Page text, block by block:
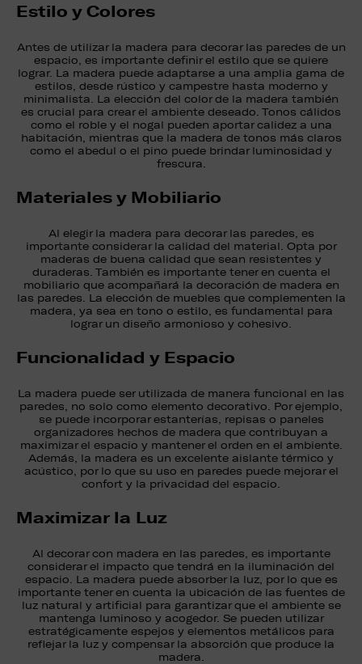
Estilo y Colores
Antes de utilizar la madera para decorar las paredes de un
espacio, es importante definir el estilo que se quiere
lograr. La madera puede adaptarse a una amplia gama de
estilos, desde rústico y campestre hasta moderno y
minimalista. La elección del color de la madera también
es crucial para crear el ambiente deseado. Tonos cálidos
como el roble y el nogal pueden aportar calidez a una
habitación, mientras que la madera de tonos más claros
como el abedul o el pino puede brindar luminosidad y
frescura.
Materiales y Mobiliario
Al elegir la madera para decorar las paredes, es
importante considerar la calidad del material. Opta por
maderas de buena calidad que sean resistentes y
duraderas. También es importante tener en cuenta el
mobiliario que acompañará la decoración de madera en
las paredes. La elección de muebles que complementen la
madera, ya sea en tono o estilo, es fundamental para
lograr un diseño armonioso y cohesivo.
Funcionalidad y Espacio
La madera puede ser utilizada de manera funcional en las
paredes, no solo como elemento decorativo. Por ejemplo,
se puede incorporar estanterías, repisas o paneles
organizadores hechos de madera que contribuyan a
maximizar el espacio y mantener el orden en el ambiente.
Además, la madera es un excelente aislante térmico y
acústico, por lo que su uso en paredes puede mejorar el
confort y la privacidad del espacio.
Maximizar la Luz
Al decorar con madera en las paredes, es importante
considerar el impacto que tendrá en la iluminación del
espacio. La madera puede absorber la luz, por lo que es
importante tener en cuenta la ubicación de las fuentes de
luz natural y artificial para garantizar que el ambiente se
mantenga luminoso y acogedor. Se pueden utilizar
estratégicamente espejos y elementos metálicos para
reflejar la luz y compensar la absorción que produce la
madera.